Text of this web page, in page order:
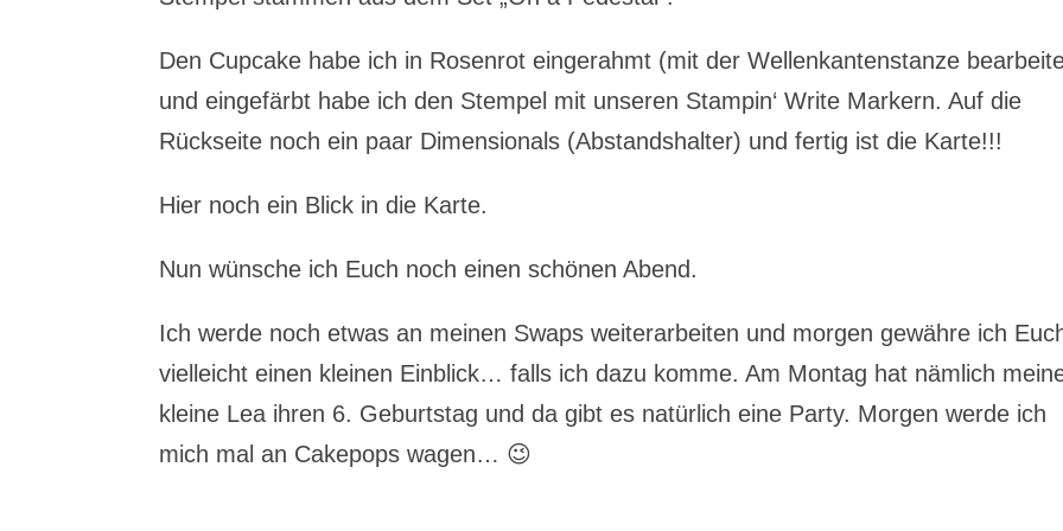
Den Cupcake habe ich in Rosenrot eingerahmt (mit der Wellenkantenstanze
und eingefärbt habe ich den Stempel mit unseren Stampin‘ Write Markern. Auf die
Rückseite noch ein paar Dimensionals (Abstandshalter) und fertig ist die Karte!!!
Hier noch ein Blick in die Karte.
Nun wünsche ich Euch noch einen schönen Abend.
Ich werde noch etwas an meinen Swaps weiterarbeiten und morgen gewähre ich
vielleicht einen kleinen Einblick… falls ich dazu komme. Am Montag hat nämlich
kleine Lea ihren 6. Geburtstag und da gibt es natürlich eine Party. Morgen werde ich
mich mal an Cakepops wagen… 😉